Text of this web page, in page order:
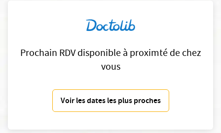
Prochain RDV disponible à proximté de chez
vous
Voir les dates les plus proches